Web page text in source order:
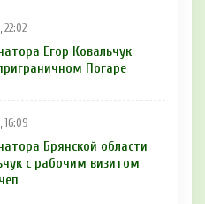
22:02
Егор Ковальчук
Погаре
16:09
Брянской области
с рабочим визитом